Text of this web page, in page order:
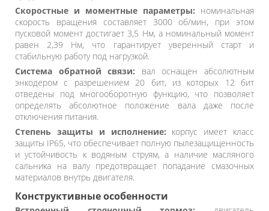
Скоростные и моментные параметры: номинальная
скорость вращения составляет 3000 об/мин, при этом
пусковой момент достигает 3,5 Нм, а номинальный момент
равен 2,39 Нм, что гарантирует уверенный старт и
стабильную работу под нагрузкой.
Система обратной связи: вал оснащен абсолютным
энкодером с разрешением 20 бит, из которых 12 бит
отведены под многооборотную функцию, что позволяет
определять абсолютное положение вала даже после
отключения питания.
Степень защиты и исполнение: корпус имеет класс
защиты IP65, что обеспечивает полную пылезащищенность
и устойчивость к водяным струям, а наличие масляного
сальника на валу предотвращает попадание смазочных
материалов внутрь двигателя.
Конструктивные особенности